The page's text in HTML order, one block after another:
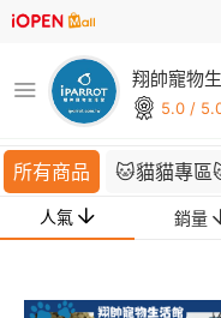
翔帥寵物
5.0 /
所有商品 🐱貓貓專區
人氣 銷量